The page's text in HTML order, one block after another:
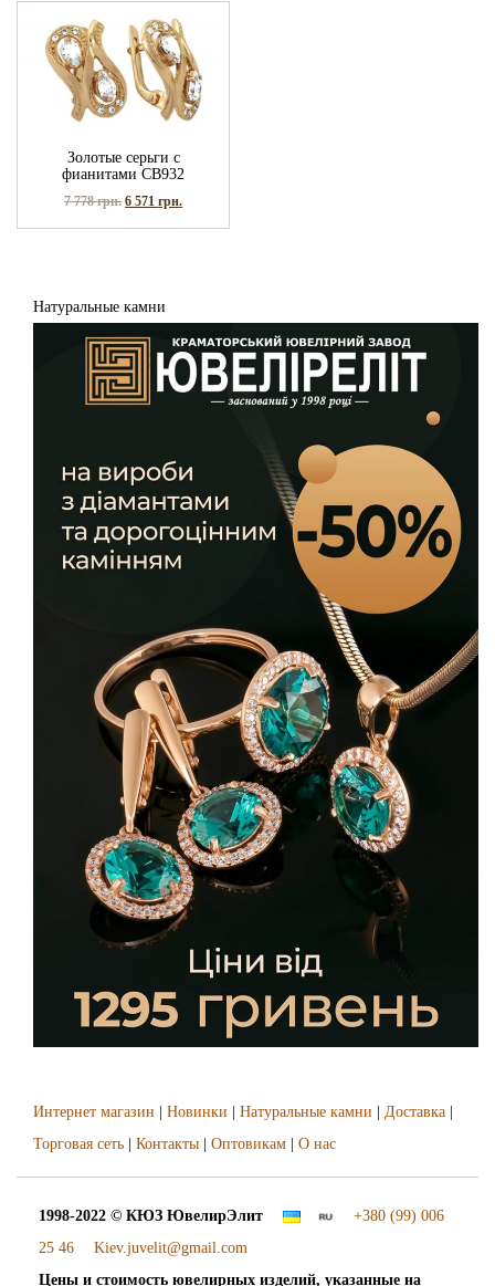
Золотые серьги с
фианитами СВ932
7 778грн. 6 571грн.
Натуральные камни
Интернет магазин | Новинки | Натуральные камни | Доставка |
Торговая сеть | Контакты | Оптовикам | О нас
1998-2022 © КЮЗ ЮвелирЭлит
+380 (99) 006
25 46
Kiev.juvelit@gmail.com
Цены и стоимость ювелирных изделий, указанные на